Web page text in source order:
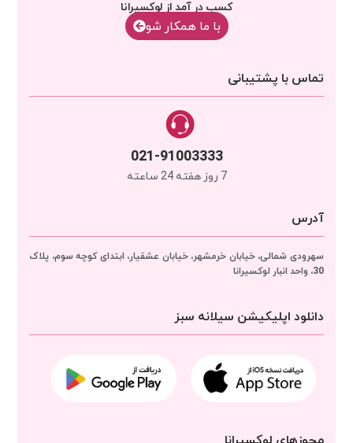
کسب در آمد از لوکسیرانا
با‌‌ ما همکار شو
تماس با پشتیبانی
021-91003333
7 روز هفته 24 ساعته
آدرس
سهرودی شمالی، خیابان خرمشهر، خیابان عشقیار، ابتدای کوچه سوم، پلاک
30، واحد انبار
لوکسیرانا
دانلود اپلیکیشن سیلانه سبز
مجوزهای لوکسیرانا